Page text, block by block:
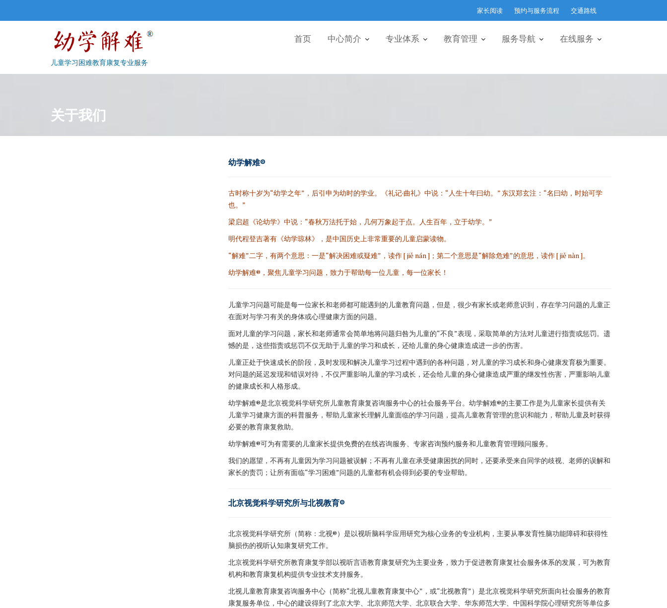
家长阅读 预约与服务流程 交通路线
儿童学习困难教育康复专业服务
首页 中心简介 专业体系 教育管理 服务导航 在线服务
关于我们
幼学解难®
古时称十岁为“幼学之年”，后引申为幼时的学业。 《礼记·曲礼》 中说：“人生十年曰幼。” 东汉郑玄注：“名曰幼，时始可学
也。”
梁启超《论幼学》中说：“春秋万法托于始，几何万象起于点。人生百年，立于幼学。”
明代程登吉著有《幼学琼林》，是中国历史上非常重要的儿童启蒙读物。
“解难”二字，有两个意思：一是“解决困难或疑难”，读作 [ jiě nán ]；第二个意思是“解除危难”的意思，读作 [ jiě nàn ]。
幼学解难®，聚焦儿童学习问题，致力于帮助每一位儿童，每一位家长！
儿童学习问题可能是每一位家长和老师都可能遇到的儿童教育问题，但是，很少有家长或老师意识到，存在学习问题的儿童正
在面对与学习有关的身体或心理健康方面的问题。
面对儿童的学习问题，家长和老师通常会简单地将问题归咎为儿童的“不良”表现，采取简单的方法对儿童进行指责或惩罚。遗
憾的是，这些指责或惩罚不仅无助于儿童的学习和成长，还给儿童的身心健康造成进一步的伤害。
儿童正处于快速成长的阶段，及时发现和解决儿童学习过程中遇到的各种问题，对儿童的学习成长和身心健康发育极为重要。
对问题的延迟发现和错误对待，不仅严重影响儿童的学习成长，还会给儿童的身心健康造成严重的继发性伤害，严重影响儿童
的健康成长和人格形成。
幼学解难®是北京视觉科学研究所儿童教育康复咨询服务中心的社会服务平台。幼学解难®的主要工作是为儿童家长提供有关
儿童学习健康方面的科普服务，帮助儿童家长理解儿童面临的学习问题，提高儿童教育管理的意识和能力，帮助儿童及时获得
必要的教育康复救助。
幼学解难®可为有需要的儿童家长提供免费的在线咨询服务、专家咨询预约服务和儿童教育管理顾问服务。
我们的愿望，不再有儿童因为学习问题被误解；不再有儿童在承受健康困扰的同时，还要承受来自同学的歧视、老师的误解和
家长的责罚；让所有面临“学习困难”问题的儿童都有机会得到必要的专业帮助。
北京视觉科学研究所与北视教育®
北京视觉科学研究所（简称：北视®）是以视听脑科学应用研究为核心业务的专业机构，主要从事发育性脑功能障碍和获得性
脑损伤的视听认知康复研究工作。
北京视觉科学研究所教育康复学部以视听言语教育康复研究为主要业务，致力于促进教育康复社会服务体系的发展，可为教育
机构和教育康复机构提供专业技术支持服务。
北视儿童教育康复咨询服务中心（简称“北视儿童教育康复中心”，或“北视教育”）是北京视觉科学研究所面向社会服务的教育
康复服务单位，中心的建设得到了北京大学、北京师范大学、北京联合大学、华东师范大学、中国科学院心理研究所等单位多